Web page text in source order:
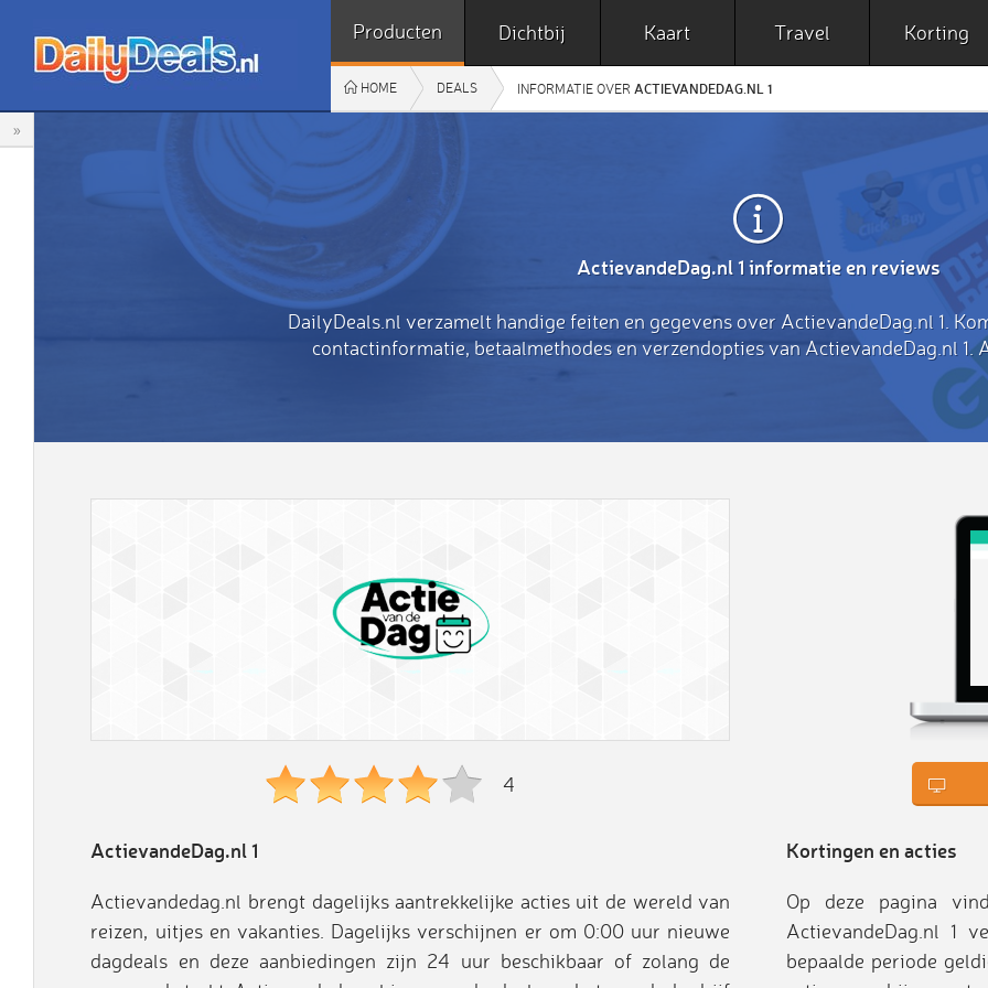
Producten Dichtbij Kaart Travel Korting
HOME DEALS INFORMATIE OVER ACTIEVANDEDAG.NL 1
ActievandeDag.nl 1 informatie en reviews
DailyDeals.nl verzamelt handige feiten en gegevens over ActievandeDag.nl 1.
contactinformatie, betaalmethodes en verzendopties van ActievandeDag.nl 1.
4
ActievandeDag.nl 1
Actievandedag.nl brengt dagelijks aantrekkelijke acties uit de wereld van
reizen, uitjes en vakanties. Dagelijks verschijnen er om 0:00 uur nieuwe
dagdeals en deze aanbiedingen zijn 24 uur beschikbaar of zolang de
Kortingen en acties
Op deze pagina
ActievandeDag.nl 1
bepaalde periode
»